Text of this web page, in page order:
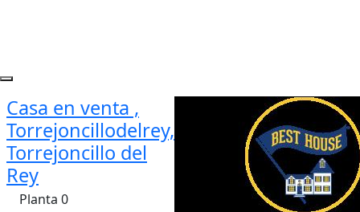
Casa en venta ,
Torrejoncillodelrey,
Torrejoncillo del
Rey
Planta 0